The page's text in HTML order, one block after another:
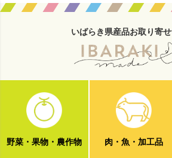
いばらき県産品お取り寄
野菜・果物・農作物 肉・魚・加工品